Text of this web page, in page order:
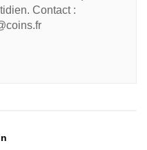
Contact :